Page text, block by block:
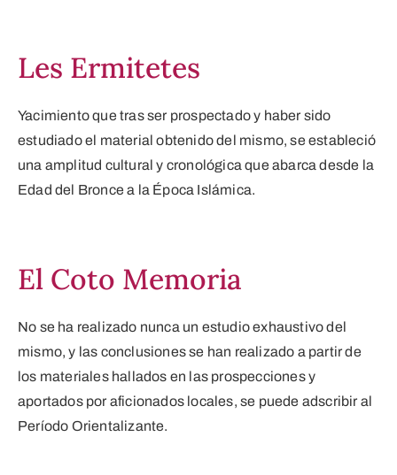
Les Ermitetes
Yacimiento que tras ser prospectado y haber sido
estudiado el material obtenido del mismo, se estableció
una amplitud cultural y cronológica que abarca desde la
Edad del Bronce a la Época Islámica.
El Coto Memoria
No se ha realizado nunca un estudio exhaustivo del
mismo, y las conclusiones se han realizado a partir de
los materiales hallados en las prospecciones y
aportados por aficionados locales, se puede adscribir al
Período Orientalizante.